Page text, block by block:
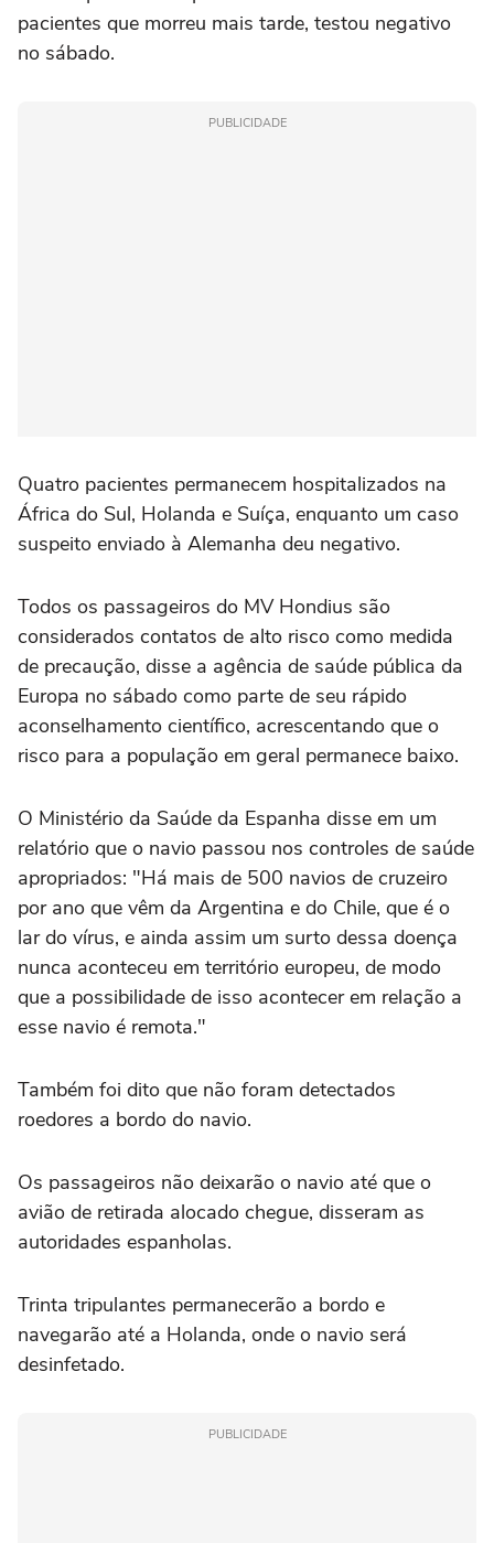
pacientes que morreu mais tarde, testou negativo
no sábado.
PUBLICIDADE
Quatro pacientes permanecem hospitalizados na
África do ⁠Sul, Holanda e Suíça, enquanto um caso
suspeito enviado à Alemanha deu negativo.
Todos os passageiros do MV Hondius são
considerados contatos de alto risco como medida
de precaução, disse a agência de saúde pública da
Europa no sábado como parte de seu rápido
aconselhamento científico, acrescentando que o
risco para a população em geral permanece baixo.
O Ministério da Saúde da Espanha disse em um
relatório que o navio passou nos controles de saúde
apropriados: "Há mais de 500 navios de cruzeiro
por ano que vêm da Argentina e do Chile, que é o
lar do vírus, e ainda assim um surto dessa doença
nunca aconteceu em território europeu, de modo
que a possibilidade de isso acontecer em relação a
esse navio é remota."
Também foi dito que não foram detectados
roedores a bordo do navio.
Os passageiros não deixarão o navio até que o
avião de retirada alocado chegue, disseram as
autoridades espanholas.
Trinta tripulantes permanecerão a bordo e
navegarão até a Holanda, onde o navio será
desinfetado.
PUBLICIDADE